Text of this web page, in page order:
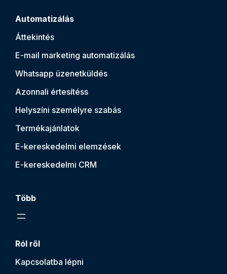
Automatizálás
Áttekintés
E-mail marketing automatizálás
Whatsapp üzenetküldés
Azonnali értesítéss
Helyszíni személyre szabás
Termékajánlatok
E-kereskedelmi elemzések
E-kereskedelmi CRM
Több
Ról ről
Kapcsolatba lépni